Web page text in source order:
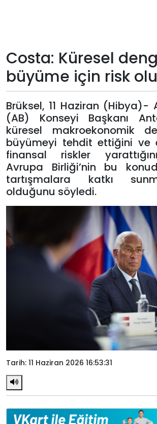
Künye
Giriş
Yap
Costa: Küresel
büyüme için risk
Brüksel, 11 Haziran (Hibya)-
(AB) Konseyi Başkanı
küresel makroekonomik
büyümeyi tehdit ettiğini ve
finansal riskler
Avrupa Birliği’nin bu
tartışmalara katkı
olduğunu söyledi.
Tarih: 11 Haziran 2026 16:53:31